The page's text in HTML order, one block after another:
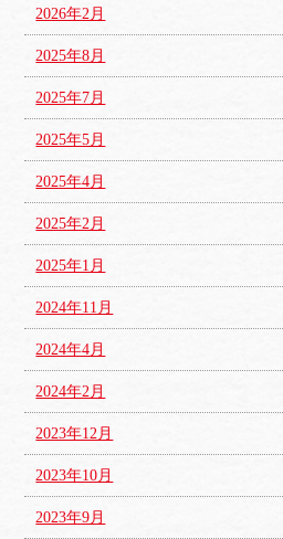
2026年2月
2025年8月
2025年7月
2025年5月
2025年4月
2025年2月
2025年1月
2024年11月
2024年4月
2024年2月
2023年12月
2023年10月
2023年9月